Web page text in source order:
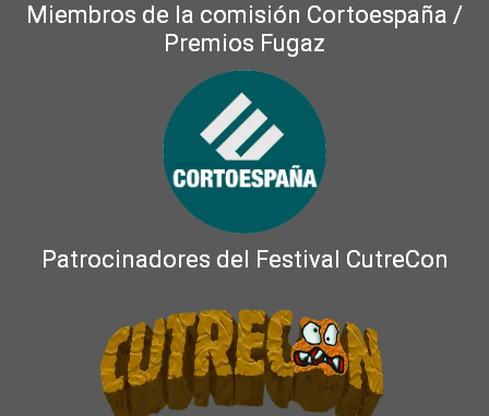
Miembros de la comisión Cortoespaña /
Premios Fugaz
Patrocinadores del Festival CutreCon